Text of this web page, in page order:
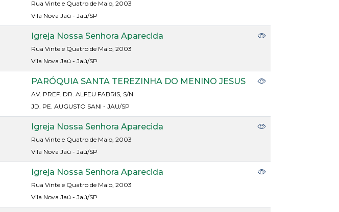
Rua Vinte e Quatro de Maio, 2003
Vila Nova Jaú - Jaú/SP
Igreja Nossa Senhora Aparecida
Rua Vinte e Quatro de Maio, 2003
Vila Nova Jaú - Jaú/SP
PARÓQUIA SANTA TEREZINHA DO MENINO JESUS
AV. PREF. DR. ALFEU FABRIS, S/N
JD. PE. AUGUSTO SANI - JAU/SP
Igreja Nossa Senhora Aparecida
Rua Vinte e Quatro de Maio, 2003
Vila Nova Jaú - Jaú/SP
Igreja Nossa Senhora Aparecida
Rua Vinte e Quatro de Maio, 2003
Vila Nova Jaú - Jaú/SP